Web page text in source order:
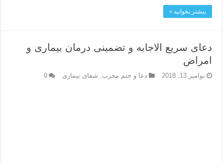
بیشتر بخوانید »
دعای سریع الاجابه و تضمینی درمان بیماری و
امراض
نوامبر 13, 2018 دعا و ختم مجرب شفای بیماری 0